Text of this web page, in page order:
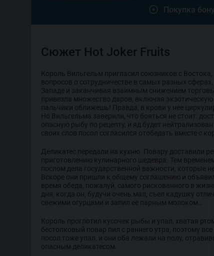
Покупка
Сюжет Hot Joker Fruits
Король Вильгельм пригласил союзников с
вопросов о сотрудничестве в самых разных
Западе и заканчивая взаимным снижением
привезла множество даров, включая
пальчики оближешь! Правда, в крови у нее
Но Вильгельма заверили, что бояться не стоит:
опасную рыбу по рецепту, и яд будет
своих слов посол согласился отобедать вместе с
Деликатес передали на кухню. Повару доставили
приготовлению кулинарного шедевра. Тем
послом дела государственной важности, которые не
Вскоре они пришли к общему соглашению и
время обеда, пожалуй, самого рискованного в
дня, когда он, будучи очень мал, съел кадушку
свежими огурцами и запил ее парным молоком…
Король проглотил кусочек рыбы и упал, хватая ртом
бестолковый повар пил с раннего утра, поэтому все
посол тоже упал, и они оба лежали на полу,
опасным деликатесом.